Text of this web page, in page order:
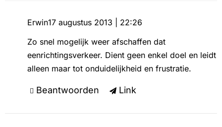
Erwin17 augustus 2013 | 22:26
Zo snel mogelijk weer afschaffen dat
eenrichtingsverkeer. Dient geen enkel doel en leidt
alleen maar tot onduidelijkheid en frustratie.
Beantwoorden Link